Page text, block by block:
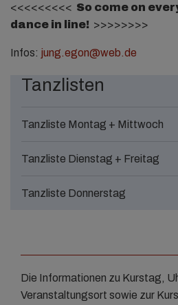
<<<<<<<<< So come on
dance in line! >>>>>>>>
Infos: jung.egon@web.de
Tanzlisten
Tanzliste Montag + Mittwoch
Tanzliste Dienstag + Freitag
Tanzliste Donnerstag
Die Informationen zu Kurstag,
Veranstaltungsort sowie zur